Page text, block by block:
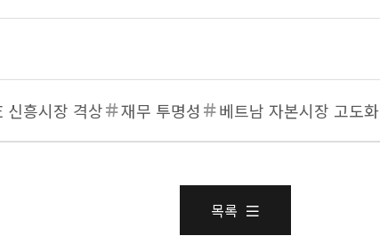
신흥시장 격상 재무 투명성 베트남 자본시장 고도화
목록